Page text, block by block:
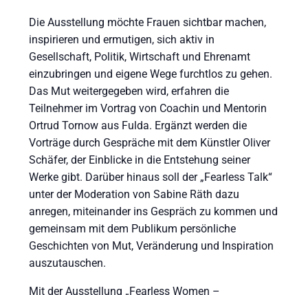
Die Ausstellung möchte Frauen sichtbar machen,
inspirieren und ermutigen, sich aktiv in
Gesellschaft, Politik, Wirtschaft und Ehrenamt
einzubringen und eigene Wege furchtlos zu gehen.
Das Mut weitergegeben wird, erfahren die
Teilnehmer im Vortrag von Coachin und Mentorin
Ortrud Tornow aus Fulda. Ergänzt werden die
Vorträge durch Gespräche mit dem Künstler Oliver
Schäfer, der Einblicke in die Entstehung seiner
Werke gibt. Darüber hinaus soll der „Fearless Talk“
unter der Moderation von Sabine Räth dazu
anregen, miteinander ins Gespräch zu kommen und
gemeinsam mit dem Publikum persönliche
Geschichten von Mut, Veränderung und Inspiration
auszutauschen.
Mit der Ausstellung „Fearless Women –